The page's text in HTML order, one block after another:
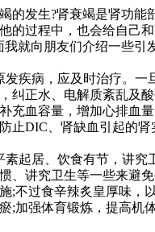
发生?肾衰竭是肾功能
的过程中，也会给自己
就向朋友们介绍一些引
病，应及时治疗。一
纠正水、电解质紊乱及
充血容量，增加心排血
止DIC、肾缺血引起的肾
居、饮食有节，讲究
、讲究卫生等一些来避
;不过食辛辣炙皇厚味，
;加强体育锻炼，提高机